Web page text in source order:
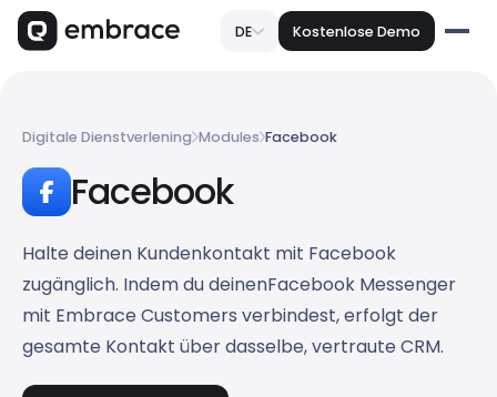
DE Kostenlose Demo
Digitale Dienstverlening Modules Facebook
Facebook
Halte deinen Kundenkontakt mit Facebook
zugänglich. Indem du deinenFacebook Messenger
mit Embrace Customers verbindest, erfolgt der
gesamte Kontakt über dasselbe, vertraute CRM.